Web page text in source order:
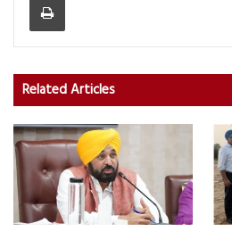
Related Articles